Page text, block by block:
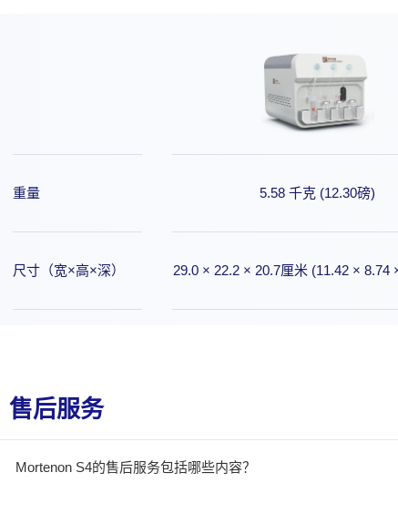
重量
尺寸（宽×高×深）
5.58 千克 (12.30磅)
29.0 × 22.2 × 20.7厘米 (11.42 × 8.74
售后服务
Mortenon S4的售后服务包括哪些内容？